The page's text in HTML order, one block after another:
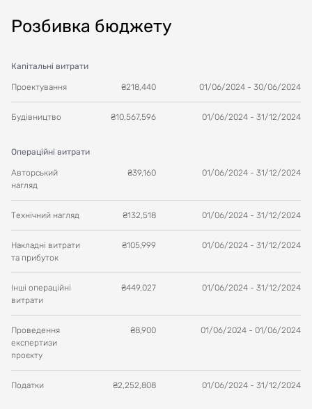
Розбивка бюджету
Капітальні витрати
Проектування ₴218,440 01/06/2024 - 30/06/2024
Будівництво ₴10,567,596 01/06/2024 - 31/12/2024
Операційні витрати
Авторський
нагляд
₴39,160 01/06/2024 - 31/12/2024
Технічний нагляд ₴132,518 01/06/2024 - 31/12/2024
Накладні витрати
та прибуток
₴105,999 01/06/2024 - 31/12/2024
Інші операційні
витрати
₴449,027 01/06/2024 - 31/12/2024
Проведення
експертизи
проєкту
₴8,900 01/06/2024 - 01/06/2024
Податки ₴2,252,808 01/06/2024 - 31/12/2024